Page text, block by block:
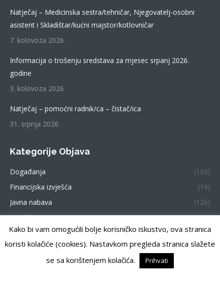
Natječaj – Medicinska sestra/tehničar, Njegovatelj-osobni
asistent i Skladištar/kućni majstor/kotlovničar
7. kolovoza 2026.
Informacija o trošenju sredstava za mjesec srpanj 2026.
godine
3. kolovoza 2026.
Natječaj – pomoćni radnik/ca – čistač/ica
31. srpnja 2026.
Kategorije Objava
Događanja
(150)
Financijska izvješća
(19)
Javna nabava
(126)
Natječaji
(299)
Centar za pružanje usluga u zajednici Zemunik. Sva prava
Kako bi vam omogućili bolje korisničko iskustvo, ova stranica
koristi kolačiće (cookies). Nastavkom pregleda stranica slažete
se sa korištenjem kolačića.
Prihvati